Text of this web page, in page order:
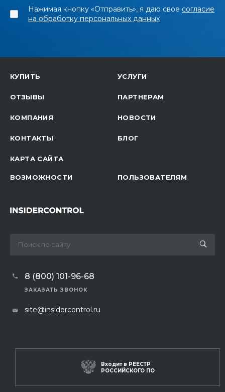
Нажимая кнопку «Отправить», я даю свое согласие
на обработку персональных данных
КУПИТЬ УСЛУГИ
ОТЗЫВЫ ПАРТНЕРАМ
КОМПАНИЯ НОВОСТИ
КОНТАКТЫ БЛОГ
КАРТА САЙТА
ВОЗМОЖНОСТИ ПОЛЬЗОВАТЕЛЯМ
8 (800) 101-96-68
ЗАКАЗАТЬ ЗВОНОК
site@insidercontrol.ru
Входит в РЕЕСТР
РОССИЙСКОГО ПО